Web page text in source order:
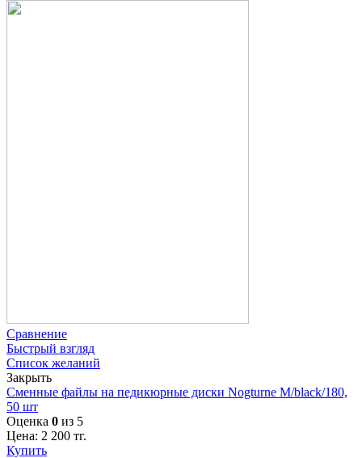
Сравнение
Быстрый взгляд
Список желаний
Закрыть
Сменные файлы на педикюрные диски Nogturne M/black/180,
50 шт
Оценка 0 из 5
Цена: 2 200 тг.
Купить